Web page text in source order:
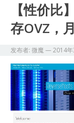
【性价比
存OVZ，
发布者:微魔—2014